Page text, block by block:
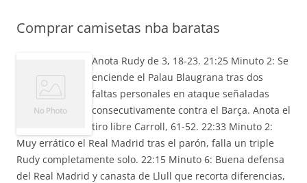
Comprar camisetas nba baratas
Anota Rudy de 3, 18-23. 21:25 Minuto 2: Se
enciende el Palau Blaugrana tras dos
faltas personales en ataque señaladas
consecutivamente contra el Barça. Anota el
tiro libre Carroll, 61-52. 22:33 Minuto 2:
Muy errático el Real Madrid tras el parón, falla un triple
Rudy completamente solo. 22:15 Minuto 6: Buena defensa
del Real Madrid y canasta de Llull que recorta diferencias,